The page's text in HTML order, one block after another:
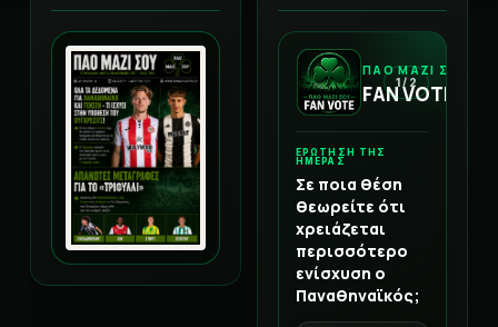
ΠΑΟ ΜΑΖΙ ΣΟΥ
FAN VOTE
1 / 2
ΕΡΩΤΗΣΗ ΤΗΣ
ΗΜΕΡΑΣ
Σε ποια θέση
θεωρείτε ότι
χρειάζεται
περισσότερο
ενίσχυση ο
Παναθηναϊκός;